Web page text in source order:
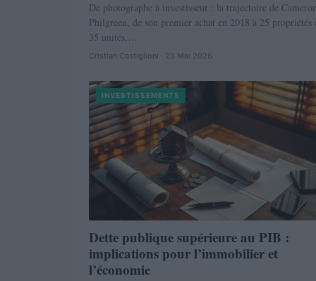
De photographe à investisseur : la trajectoire de Cameron
Philgreen, de son premier achat en 2018 à 25 propriétés
35 unités,…
Cristian Castiglioni · 23 Mai 2026
INVESTISSEMENTS
Dette publique supérieure au PIB :
implications pour l’immobilier et
l’économie